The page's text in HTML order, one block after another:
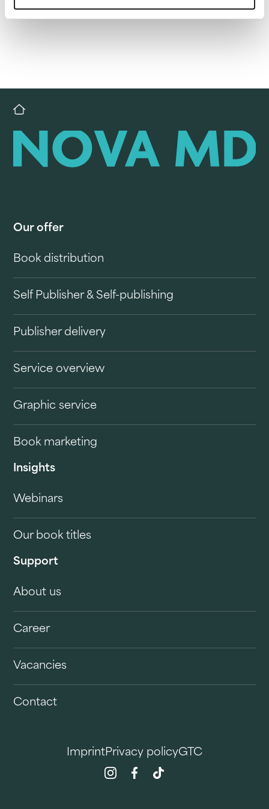
Our offer
Book distribution
Self Publisher & Self-publishing
Publisher delivery
Service overview
Graphic service
Book marketing
Insights
Webinars
Our book titles
Support
About us
Career
Vacancies
Contact
ImprintPrivacy policyGTC